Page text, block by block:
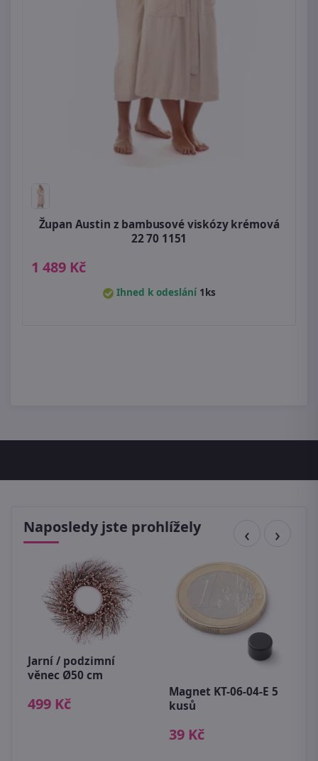
Župan Austin z bambusové viskózy krémová
22 70 1151
1 489 Kč
Ihned k odeslání 1ks
Naposledy jste prohlížely
Jarní / podzimní
věnec Ø50 cm
499 Kč
Magnet KT-06-04-E 5
kusů
39 Kč